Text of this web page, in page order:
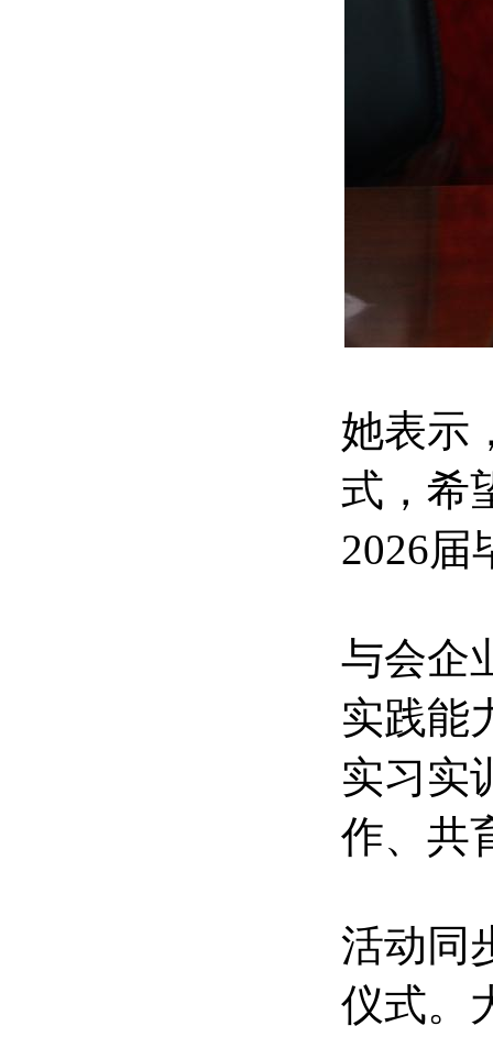
她表示
式，希
2026届
与会企
实践能
实习实
作、共
活动同
仪式。